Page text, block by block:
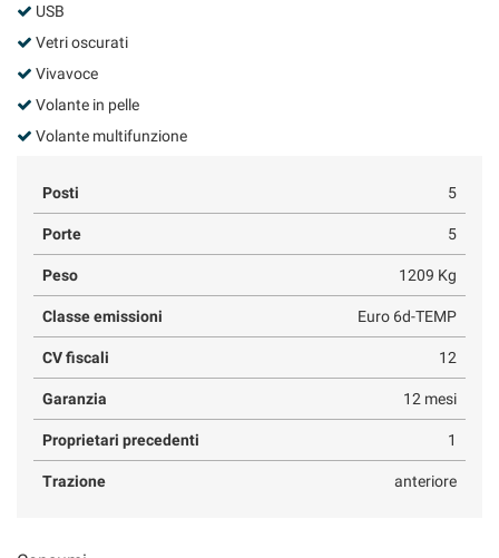
USB
Vetri oscurati
Vivavoce
Volante in pelle
Volante multifunzione
Posti 5
Porte 5
Peso 1209 Kg
Classe emissioni Euro 6d-TEMP
CV fiscali 12
Garanzia 12 mesi
Proprietari precedenti 1
Trazione anteriore